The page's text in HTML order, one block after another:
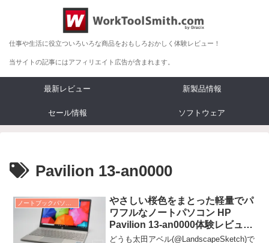
仕事や生活に役立ついろいろな商品をおもしろおかしく体験レビュー！
当サイトの記事にはアフィリエイト広告が含まれます。
最新レビュー 新製品情報
セール情報 ソフトウェア
Pavilion 13-an0000
やさしい桜色をまとった軽量でパ
ワフルなノートパソコン HP
Pavilion 13-an0000体験レビュ
ー！
どうも太田アベル(@LandscapeSketch)で